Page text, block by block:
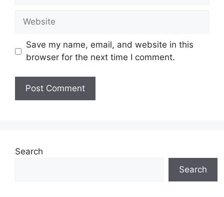
Website
Save my name, email, and website in this
browser for the next time I comment.
Search
Search